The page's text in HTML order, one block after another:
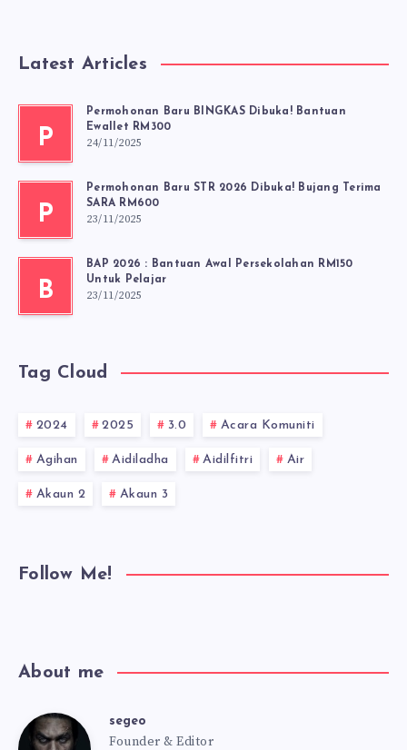
Latest Articles
P
Permohonan Baru BINGKAS Dibuka! Bantuan
Ewallet RM300
24/11/2025
P
Permohonan Baru STR 2026 Dibuka! Bujang Terima
SARA RM600
23/11/2025
B
BAP 2026 : Bantuan Awal Persekolahan RM150
Untuk Pelajar
23/11/2025
Tag Cloud
2024 2025 3.0 Acara Komuniti
Agihan Aidiladha Aidilfitri Air
Akaun 2 Akaun 3
Follow Me!
About me
segeo
Founder & Editor